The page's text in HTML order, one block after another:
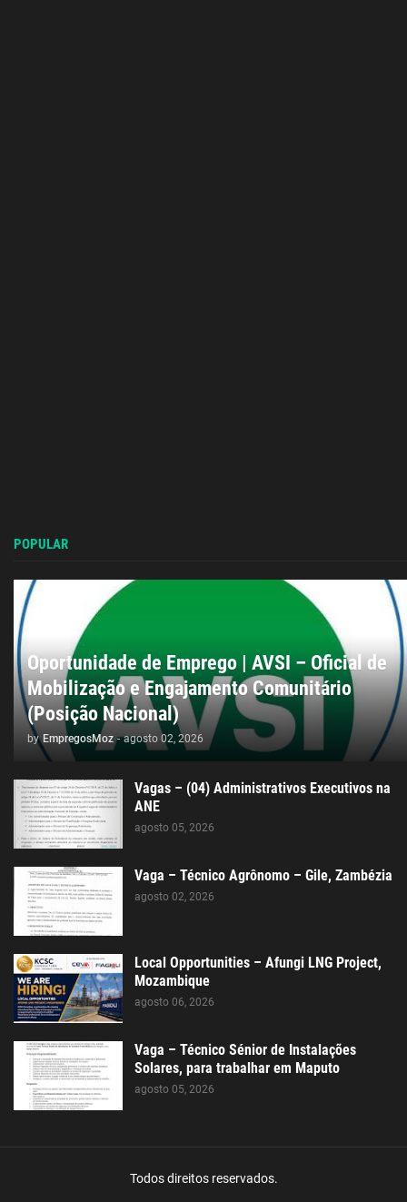
POPULAR
Oportunidade de Emprego | AVSI – Oficial de
Mobilização e Engajamento Comunitário
(Posição Nacional)
by EmpregosMoz - agosto 02, 2026
Vagas – (04) Administrativos Executivos na
ANE
agosto 05, 2026
Vaga – Técnico Agrônomo – Gile, Zambézia
agosto 02, 2026
Local Opportunities – Afungi LNG Project,
Mozambique
agosto 06, 2026
Vaga – Técnico Sénior de Instalações
Solares, para trabalhar em Maputo
agosto 05, 2026
Todos direitos reservados.